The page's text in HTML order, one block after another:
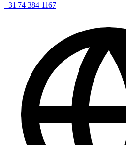
+31 74 384 1167